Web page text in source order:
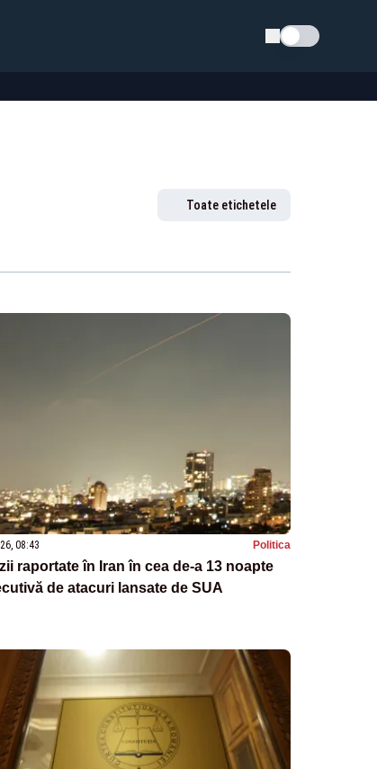
Schimba tema
Toate etichetele
08:43 Politica
raportate în Iran în cea de-a 13 noapte
de atacuri lansate de SUA